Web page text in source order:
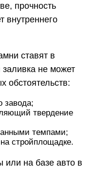
прочность
внутреннего
ставят в
заливка не может
обстоятельств:
завода;
твердение
темпами;
стройплощадке.
на базе авто в